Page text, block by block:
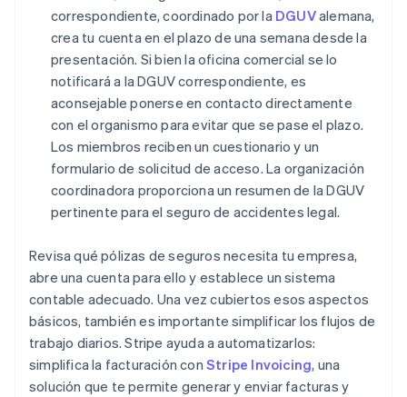
correspondiente, coordinado por la DGUValemana,
crea tu cuenta en el plazo de una semana desde la
presentación. Si bien la oficina comercial se lo
notificará a la DGUV correspondiente, es
aconsejable ponerse en contacto directamente
con el organismo para evitar que se pase el plazo.
Los miembros reciben un cuestionario y un
formulario de solicitud de acceso. La organización
coordinadora proporciona un resumen de la DGUV
pertinente para el seguro de accidentes legal.
Revisa qué pólizas de seguros necesita tu empresa,
abre una cuenta para ello y establece un sistema
contable adecuado. Una vez cubiertos esos aspectos
básicos, también es importante simplificar los flujos de
trabajo diarios. Stripe ayuda a automatizarlos:
simplifica la facturación con Stripe Invoicing, una
solución que te permite generar y enviar facturas y